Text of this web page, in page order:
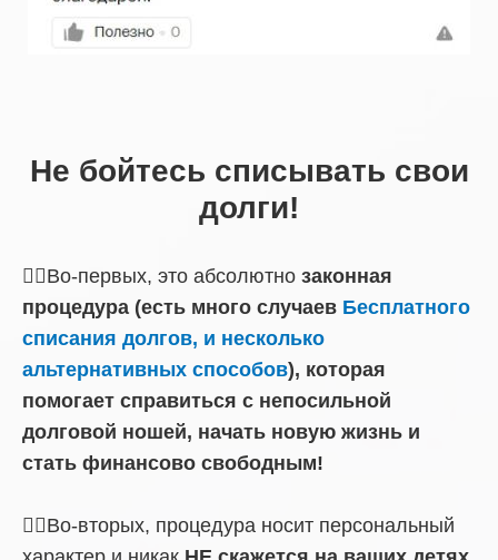
Не бойтесь списывать свои
долги!
☝🏼Во-первых, это абсолютно законная
процедура (есть много случаев Бесплатного
списания долгов, и несколько
альтернативных способов), которая
помогает справиться с непосильной
долговой ношей, начать новую жизнь и
стать финансово свободным!
☝🏼Во-вторых, процедура носит персональный